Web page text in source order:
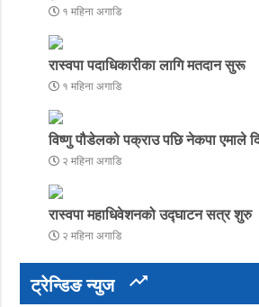
१ महिना अगाडि
रास्वपा पदाधिकारीका लागि मतदान सुरू
१ महिना अगाडि
विष्णु पौडेलको पक्राउ पछि नेकपा एमाले
२ महिना अगाडि
रास्वपा महाधिवेशनको उद्घाटन सत्र शुरु
२ महिना अगाडि
ट्रेन्डिङ न्युज trending_up